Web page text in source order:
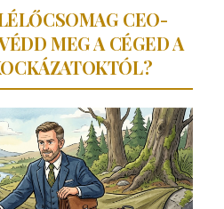
CEO-
MEG A CÉGED A